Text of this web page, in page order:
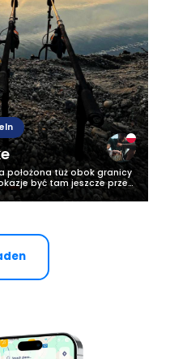
położona tuż obok granicy
być tam jeszcze przed
na pierwszy rzut oka nie